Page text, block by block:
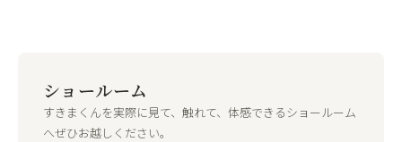
ショールーム
すきまくんを実際に見て、触れて、体感できるショールーム
へぜひお越しください。